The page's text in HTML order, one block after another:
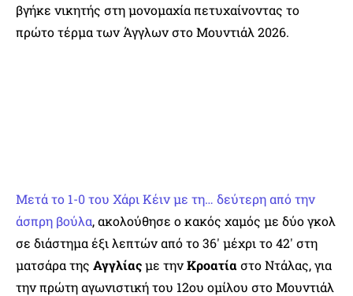
βγήκε νικητής στη μονομαχία πετυχαίνοντας το
πρώτο τέρμα των Άγγλων στο Μουντιάλ 2026.
Μετά το 1-0 του Χάρι Κέιν με τη… δεύτερη από την
άσπρη βούλα, ακολούθησε ο κακός χαμός με δύο γκολ
σε διάστημα έξι λεπτών από το 36′ μέχρι το 42′ στη
ματσάρα της Αγγλίαςμε τηνΚροατία στο Ντάλας, για
την πρώτη αγωνιστική του 12ου ομίλου στο Μουντιάλ